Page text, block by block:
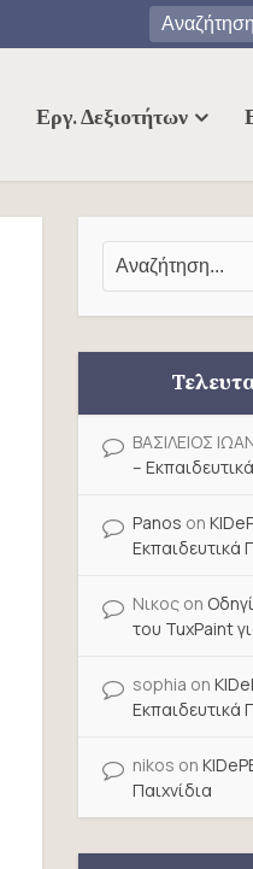
Εργ. Δεξιοτήτων
ΒΑΣΙΛΕΙΟΣ
–
Panos on
Εκπαιδευτικά
Νικος on
του TuxPaint
sophia on
Εκπαιδευτικά
nikos on
Παιχνίδια